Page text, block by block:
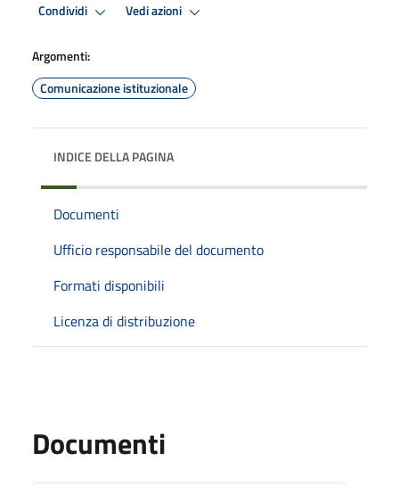
Condividi Vedi azioni
Argomenti:
Comunicazione istituzionale
INDICE DELLA PAGINA
Documenti
Ufficio responsabile del documento
Formati disponibili
Licenza di distribuzione
Documenti